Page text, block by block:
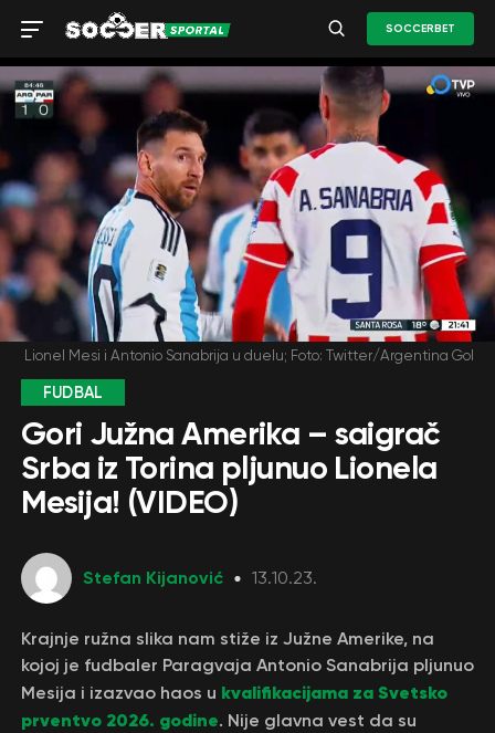
SOCCERBET
Lionel Mesi i Antonio Sanabrija u duelu; Foto: Twitter/Argentina Gol
FUDBAL
Gori Južna Amerika – saigrač
Srba iz Torina pljunuo Lionela
Mesija! (VIDEO)
Stefan Kijanović 13.10.23.
Krajnje ružna slika nam stiže iz Južne Amerike, na
kojoj je fudbaler Paragvaja Antonio Sanabrija pljunuo
Mesija i izazvao haos u kvalifikacijama za Svetsko
prventvo 2026. godine. Nije glavna vest da su